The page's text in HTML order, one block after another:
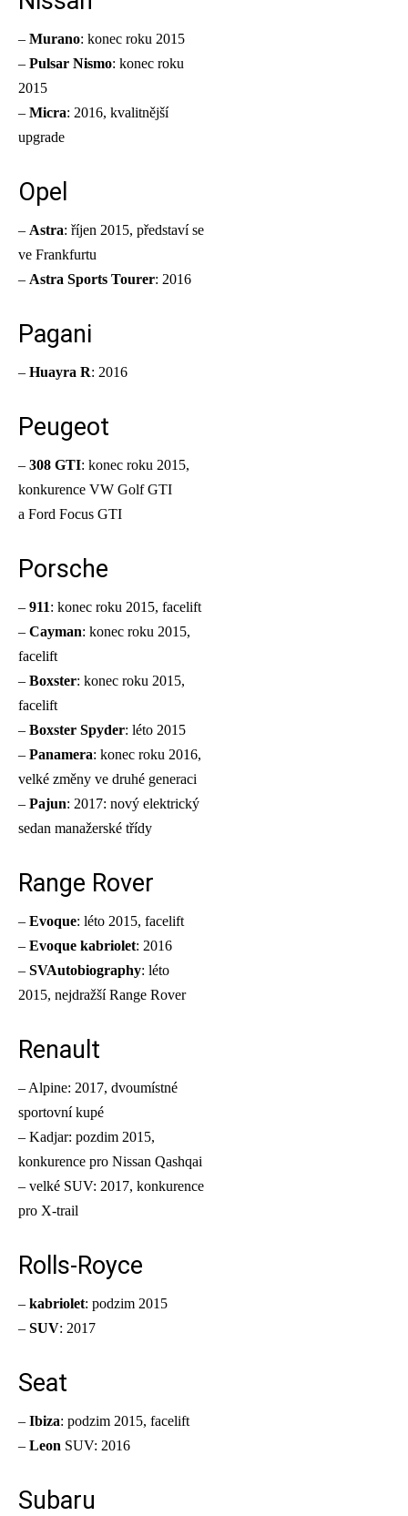
– Murano: konec roku 2015
– Pulsar Nismo: konec roku
2015
– Micra: 2016, kvalitnější
upgrade
Opel
– Astra: říjen 2015, představí se
ve Frankfurtu
– Astra Sports Tourer: 2016
Pagani
– Huayra R: 2016
Peugeot
– 308 GTI: konec roku 2015,
konkurence VW Golf GTI
a Ford Focus GTI
Porsche
– 911: konec roku 2015, facelift
– Cayman: konec roku 2015,
facelift
– Boxster: konec roku 2015,
facelift
– Boxster Spyder: léto 2015
– Panamera: konec roku 2016,
velké změny ve druhé generaci
– Pajun: 2017: nový elektrický
sedan manažerské třídy
Range Rover
– Evoque: léto 2015, facelift
– Evoque kabriolet: 2016
– SVAutobiography: léto
2015, nejdražší Range Rover
Renault
– Alpine: 2017, dvoumístné
sportovní kupé
– Kadjar: pozdim 2015,
konkurence pro Nissan Qashqai
– velké SUV: 2017, konkurence
pro X-trail
Rolls-Royce
– kabriolet: podzim 2015
– SUV: 2017
Seat
– Ibiza: podzim 2015, facelift
– Leon SUV: 2016
Subaru